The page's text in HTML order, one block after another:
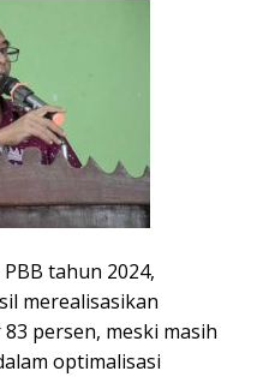
tahun 2024,
merealisasikan
persen, meski masih
optimalisasi